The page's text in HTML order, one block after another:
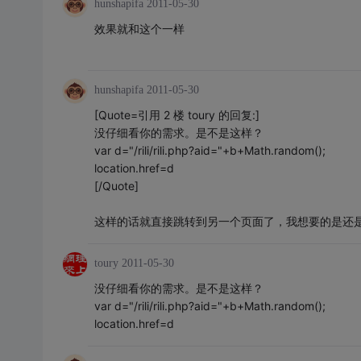
hunshapifa 2011-05-30
效果就和这个一样
hunshapifa 2011-05-30
[Quote=引用 2 楼 toury 的回复:]
没仔细看你的需求。是不是这样？
var d="/rili/rili.php?aid="+b+Math.random();
location.href=d
[/Quote]
这样的话就直接跳转到另一个页面了，我想要的是还
toury 2011-05-30
没仔细看你的需求。是不是这样？
var d="/rili/rili.php?aid="+b+Math.random();
location.href=d